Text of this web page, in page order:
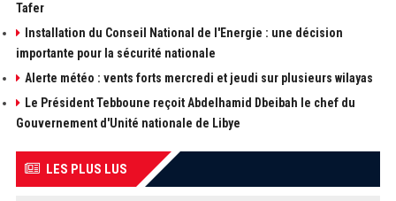
Tafer
Installation du Conseil National de l'Energie : une décision
importante pour la sécurité nationale
Alerte météo : vents forts mercredi et jeudi sur plusieurs wilayas
Le Président Tebboune reçoit Abdelhamid Dbeibah le chef du
Gouvernement d'Unité nationale de Libye
LES PLUS LUS